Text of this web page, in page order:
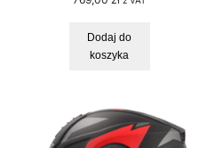
Dodaj do
koszyka